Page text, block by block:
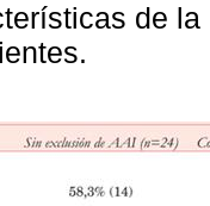
de